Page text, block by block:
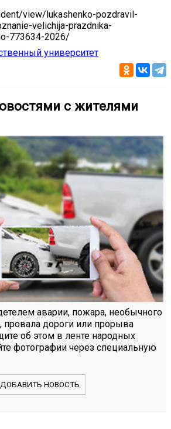
view/lukashenko-pozdravil-
velichija-prazdnika-
773634-2026/
университет
с жителями
аварии, пожара, необычного
провала дороги или прорыва
об этом в ленте народных
фотографии через специальную
ДОБАВИТЬ НОВОСТЬ